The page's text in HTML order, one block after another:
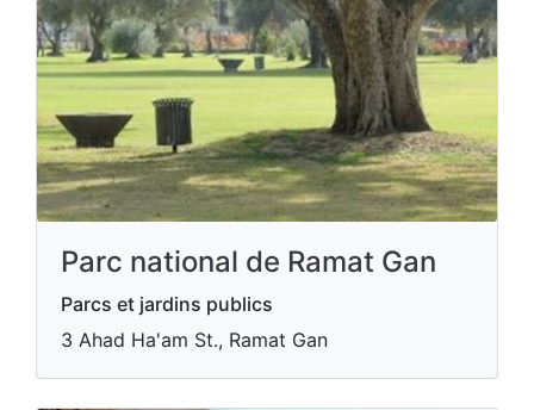
Parc national de Ramat Gan
Parcs et jardins publics
3 Ahad Ha'am St., Ramat Gan